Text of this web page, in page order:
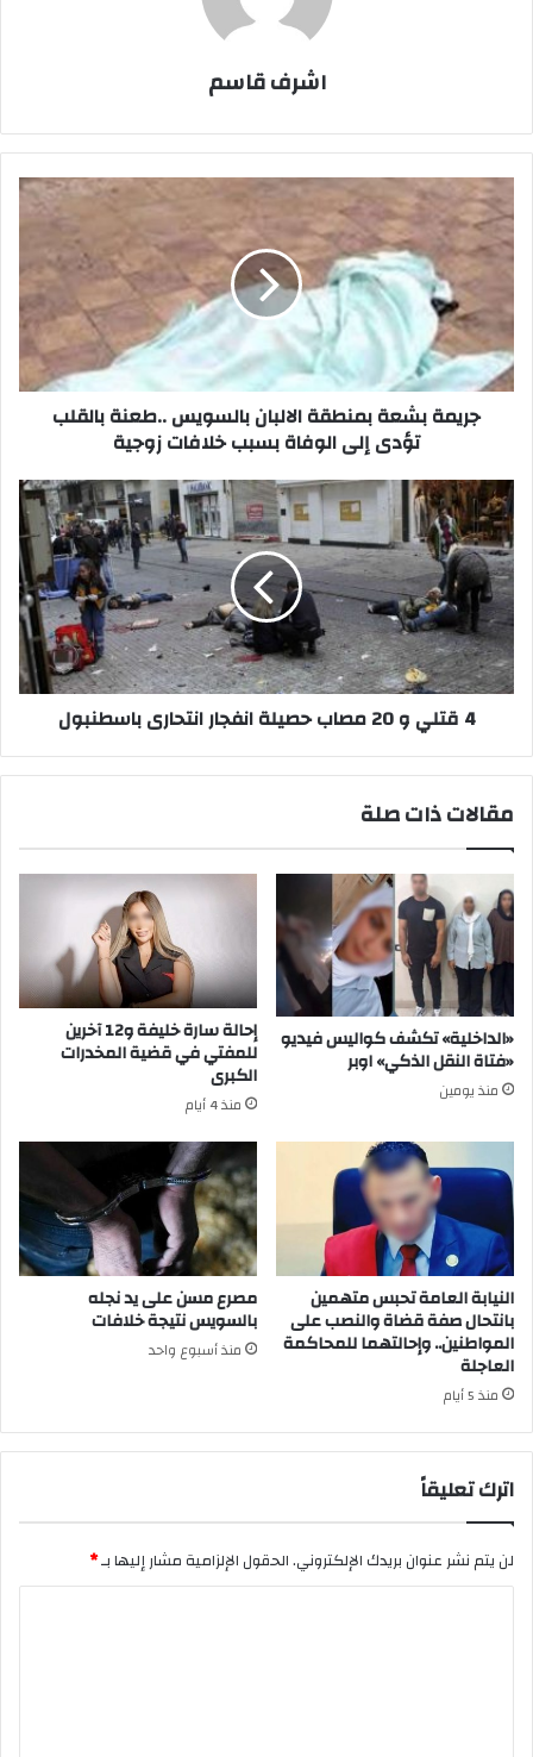
اشرف قاسم
جريمة
بشعة
بمنطقة
الالبان
بالسويس
..طعنة
بالقلب
تؤدى
إلى
الوفاة
زوجية
جريمة بشعة بمنطقة الالبان بالسويس ..طعنة بالقلب
تؤدى إلى الوفاة بسبب خلافات زوجية
4
قتلي
و
20
مصاب
حصيلة
انفجار
انتحارى
باسطنبول
4 قتلي و 20 مصاب حصيلة انفجار انتحارى باسطنبول
مقالات ذات صلة
«الداخلية» تكشف كواليس فيديو
«فتاة النقل الذكي» اوبر
منذ يومين
إحالة سارة خليفة و12 آخرين
للمفتي في قضية المخدرات
الكبرى
منذ 4 أيام
النيابة العامة تحبس متهمين
بانتحال صفة قضاة والنصب على
المواطنين.. وإحالتهما للمحاكمة
العاجلة
منذ 5 أيام
مصرع مسن على يد نجله
بالسويس نتيجة خلافات
منذ أسبوع واحد
اترك تعليقاً
لن يتم نشر عنوان بريدك الإلكتروني.الحقول الإلزامية مشار إليها بـ*